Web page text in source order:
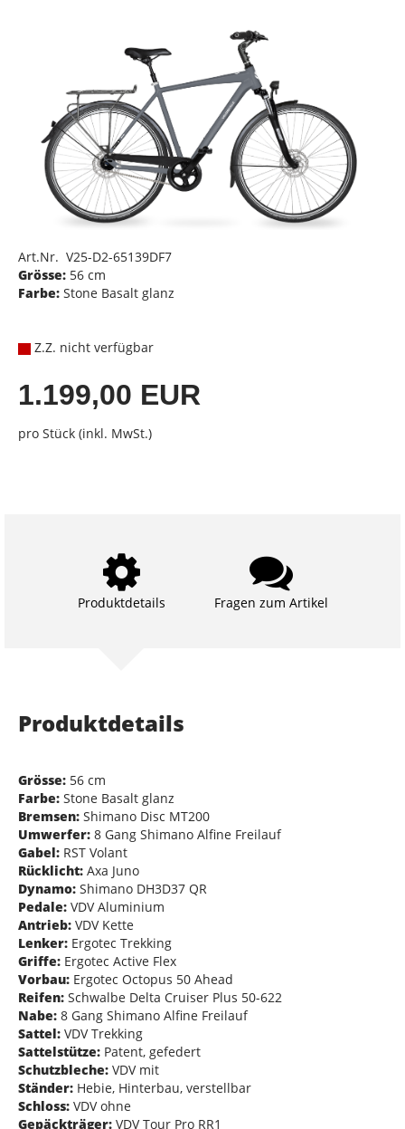
Art.Nr. V25-D2-65139DF7
Grösse: 56 cm
Farbe: Stone Basalt glanz
Z.Z. nicht verfügbar
1.199,00 EUR
pro Stück (inkl. MwSt.)
Produktdetails Fragen zum Artikel
Produktdetails
Grösse: 56 cm
Farbe: Stone Basalt glanz
Bremsen: Shimano Disc MT200
Umwerfer: 8 Gang Shimano Alfine Freilauf
Gabel: RST Volant
Rücklicht: Axa Juno
Dynamo: Shimano DH3D37 QR
Pedale: VDV Aluminium
Antrieb: VDV Kette
Lenker: Ergotec Trekking
Griffe: Ergotec Active Flex
Vorbau: Ergotec Octopus 50 Ahead
Reifen: Schwalbe Delta Cruiser Plus 50-622
Nabe: 8 Gang Shimano Alfine Freilauf
Sattel: VDV Trekking
Sattelstütze: Patent, gefedert
Schutzbleche: VDV mit
Ständer: Hebie, Hinterbau, verstellbar
Schloss: VDV ohne
Gepäckträger: VDV Tour Pro RR1